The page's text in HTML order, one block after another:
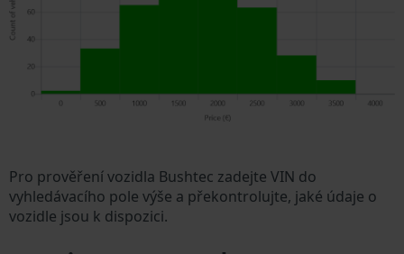
Pro prověření vozidla Bushtec zadejte VIN do
vyhledávacího pole výše a překontrolujte, jaké údaje o
vozidle jsou k dispozici.